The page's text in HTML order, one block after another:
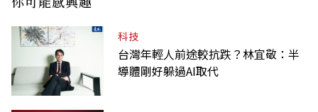
科技
台灣年輕人前途較抗跌？林宜敬：半
導體剛好躲過AI取代